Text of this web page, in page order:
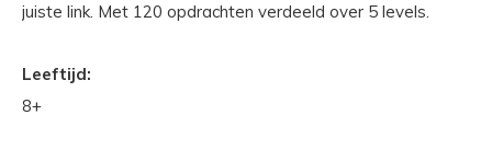
juiste link. Met 120 opdrachten verdeeld over 5 levels.
Leeftijd:
8+